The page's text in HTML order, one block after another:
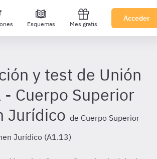
Esquemas Mes gratis
Acceder
y test de Unión
- Cuerpo Superior
Jurídico de Cuerpo Superior
Jurídico (A1.13)